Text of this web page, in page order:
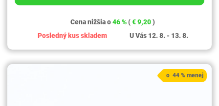
Cena nižšia o46 % (€ 9,20)
Posledný kus skladem
U Vás 12. 8. - 13. 8.
o 44 % menej